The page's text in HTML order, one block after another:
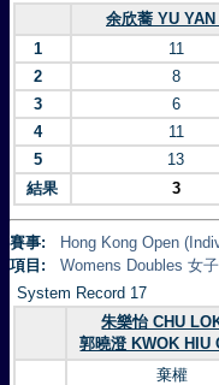
余欣蕎 YU
1
11
2
8
3
6
4
11
5
13
結果
3
賽事:
Hong Kong Open
項目:
Womens Doubles 女
System Record 17
朱樂怡 CHU
郭曉澄 KWOK HIU
棄權